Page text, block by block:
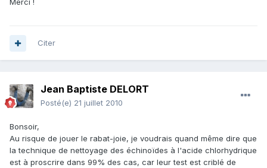
Merci !
Citer
Jean Baptiste DELORT
Posté(e) 21 juillet 2010
Bonsoir,
Au risque de jouer le rabat-joie, je voudrais quand même dire que
la technique de nettoyage des échinoïdes à l'acide chlorhydrique
est à proscrire dans 99% des cas, car leur test est criblé de